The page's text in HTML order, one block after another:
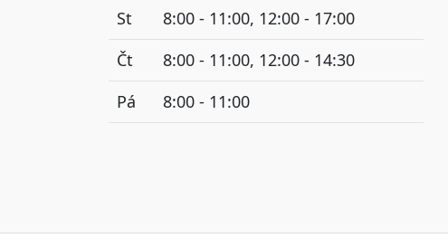
St
8:00 - 11:00, 12:00 - 17:00
Čt
8:00 - 11:00, 12:00 - 14:30
Pá
8:00 - 11:00